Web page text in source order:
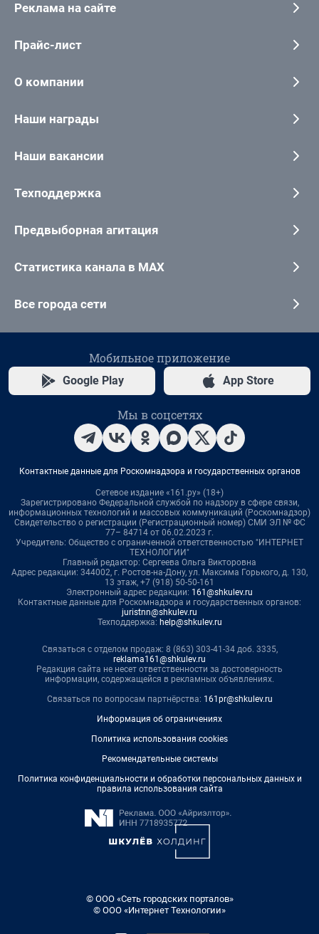
Реклама на сайте
Прайс-лист
О компании
Наши награды
Наши вакансии
Техподдержка
Предвыборная агитация
Статистика канала в MAX
Все города сети
Мобильное приложение
Google Play App Store
Мы в соцсетях
Контактные данные для Роскомнадзора и государственных органов
Сетевое издание «161.ру» (18+)
Зарегистрировано Федеральной службой по надзору в сфере связи,
информационных технологий и массовых коммуникаций (Роскомнадзор)
Свидетельство о регистрации (Регистрационный номер) СМИ ЭЛ № ФС
77– 84714 от 06.02.2023 г.
Учредитель: Общество с ограниченной ответственностью "ИНТЕРНЕТ
ТЕХНОЛОГИИ"
Главный редактор: Сергеева Ольга Викторовна
Адрес редакции: 344002, г. Ростов-на-Дону, ул. Максима Горького, д. 130,
13 этаж, +7 (918) 50-50-161
Электронный адрес редакции: 161@shkulev.ru
Контактные данные для Роскомнадзора и государственных органов:
juristnn@shkulev.ru
Техподдержка: help@shkulev.ru
Связаться с отделом продаж: 8 (863) 303-41-34 доб. 3335,
reklama161@shkulev.ru
Редакция сайта не несет ответственности за достоверность
информации, содержащейся в рекламных объявлениях.
Связаться по вопросам партнёрства: 161pr@shkulev.ru
Информация об ограничениях
Политика использования cookies
Рекомендательные системы
Политика конфиденциальности и обработки персональных данных и
правила использования сайта
© ООО «Сеть городских порталов»
© ООО «Интернет Технологии»